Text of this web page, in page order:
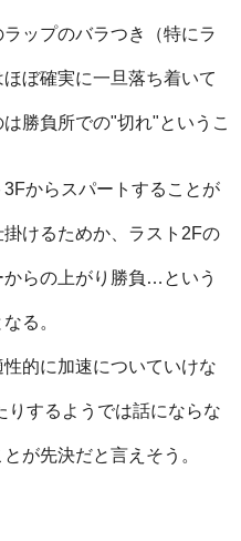
ップのバラつき（特にラ
ぼ確実に一旦落ち着いて
勝負所での"切れ"というこ
からスパートすることが
けるためか、ラスト2Fの
らの上がり勝負…という
る。
的に加速についていけな
りするようでは話にならな
が先決だと言えそう。